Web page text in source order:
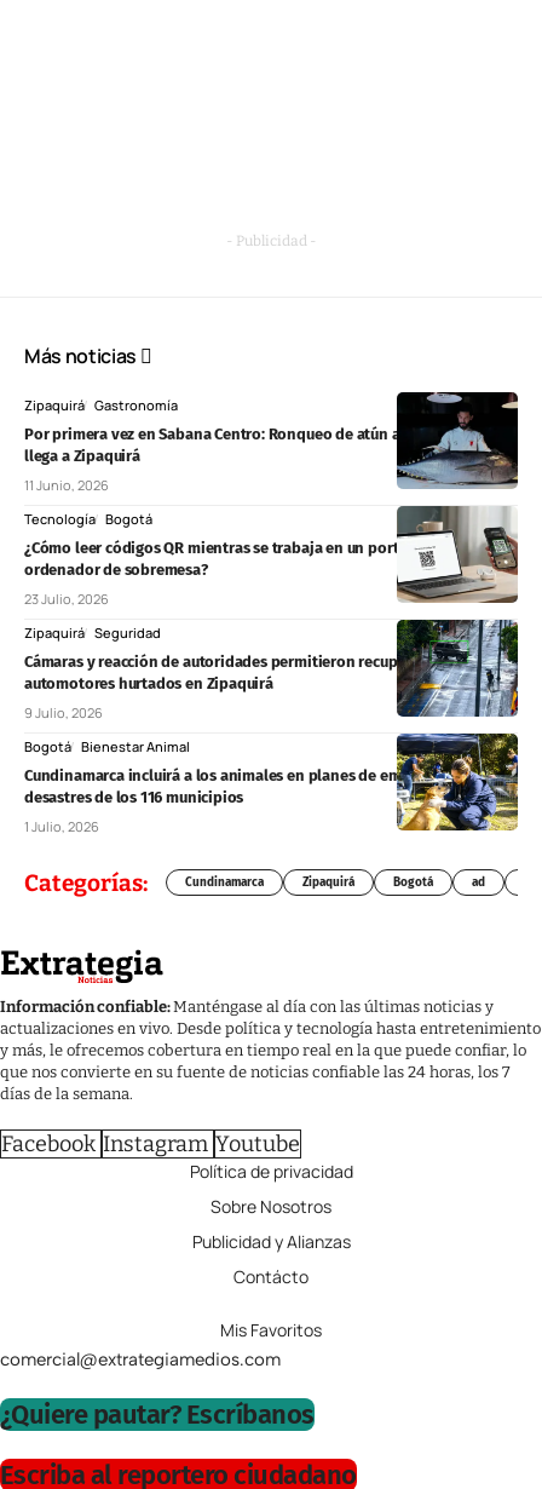
- Publicidad -
Más noticias
Zipaquirá Gastronomía
Por primera vez en Sabana Centro: Ronqueo de atún aleta azul en vivo
llega a Zipaquirá
11 Junio, 2026
Tecnología Bogotá
¿Cómo leer códigos QR mientras se trabaja en un portátil o un
ordenador de sobremesa?
23 Julio, 2026
Zipaquirá Seguridad
Cámaras y reacción de autoridades permitieron recuperar dos
automotores hurtados en Zipaquirá
9 Julio, 2026
Bogotá Bienestar Animal
Cundinamarca incluirá a los animales en planes de emergencia y
desastres de los 116 municipios
1 Julio, 2026
Categorías: Cundinamarca Zipaquirá Bogotá ad
Información confiable:Manténgase al día con las últimas noticias y
actualizaciones en vivo. Desde política y tecnología hasta entretenimiento
y más, le ofrecemos cobertura en tiempo real en la que puede confiar, lo
que nos convierte en su fuente de noticias confiable las 24 horas, los 7
días de la semana.
Facebook Instagram Youtube
Política de privacidad
Sobre Nosotros
Publicidad y Alianzas
Contácto
Mis Favoritos
comercial@extrategiamedios.com
¿Quiere pautar? Escríbanos
Escriba al reportero ciudadano